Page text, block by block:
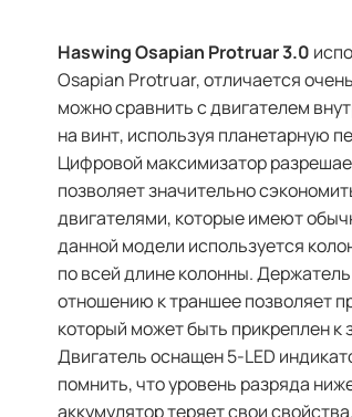
Haswing Osapian Protruar 3.0
Osapian Protruar, отличается
можно сравнить с двигателем
на винт, используя планетарную
Цифровой максимизатор
позволяет значительно
двигателями, которые имеют
данной модели используется
по всей длине колонны.
отношению к траншее позволяет
который может быть прикреплен к
Двигатель оснащен 5-LED
помнить, что уровень разряда
аккумулятор теряет свои свойства.